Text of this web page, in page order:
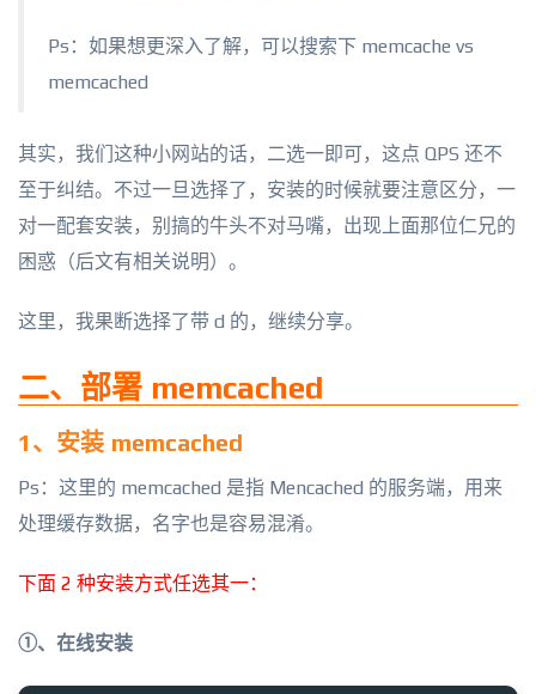
Ps：如果想更深入了解，可以搜索下 memcache vs
memcached
其实，我们这种小网站的话，二选一即可，这点 QPS 还不
至于纠结。不过一旦选择了，安装的时候就要注意区分，一
对一配套安装，别搞的牛头不对马嘴，出现上面那位仁兄的
困惑（后文有相关说明）。
这里，我果断选择了带 d 的，继续分享。
二、部署 memcached
1、安装 memcached
Ps：这里的 memcached 是指 Mencached 的服务端，用来
处理缓存数据，名字也是容易混淆。
下面 2 种安装方式任选其一：
①、在线安装